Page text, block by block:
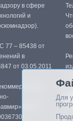
в сфере
и
77 – 85438 от
в
от 03.05.2011
(АНО
Для